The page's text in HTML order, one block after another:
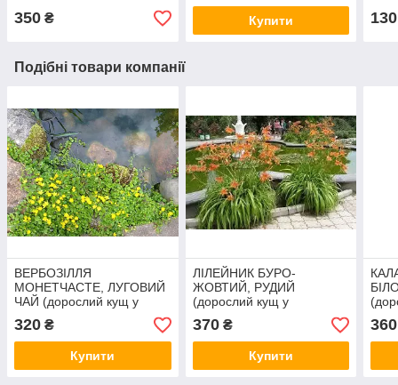
350 ₴ Купити 130
Подібні товари компанії
ВЕРБОЗІЛЛЯ
МОНЕТЧАСТЕ, ЛУГОВИЙ
ЧАЙ (дорослий кущ у
технологічному горщику)
320 ₴
Купити
ЛІЛЕЙНИК БУРО-
ЖОВТИЙ, РУДИЙ
(дорослий кущ у
технологічному горщику)
370₴
Купити
360